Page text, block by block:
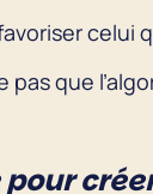
celui
que